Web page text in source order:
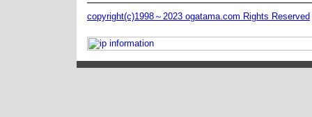
copyright(c)1998～2023 ogatama.com Rights Reserved